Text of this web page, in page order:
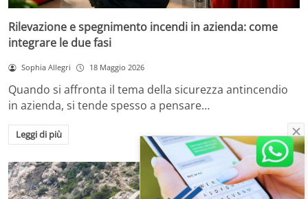
Rilevazione e spegnimento incendi in azienda: come
integrare le due fasi
Sophia Allegri 18 Maggio 2026
Quando si affronta il tema della sicurezza antincendio
in azienda, si tende spesso a pensare…
Leggi di più